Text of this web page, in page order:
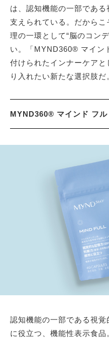
は、認知機能の一部であ
支えられている。だから
理の一環として“脳のコン
い。「MYND360® マイン
付けられたインナーケア
り入れたい新たな選択肢だ
MYND360® マインド フル
認知機能の一部である視覚
に役立つ、機能性表示食品